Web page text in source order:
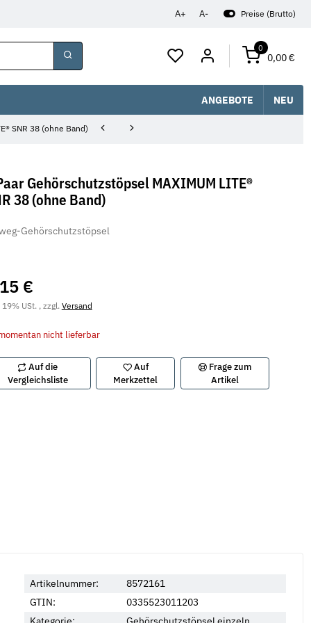
A+ A- Preise (Brutto)
0
0,00 €
ANGEBOTE NEU
SNR 38 (ohne Band)
Gehörschutzstöpsel MAXIMUM LITE®
38 (ohne Band)
Gehörschutzstöpsel
€
19% USt. , zzgl.Versand
nicht lieferbar
Auf die
Vergleichsliste
Auf
Merkzettel
Frage zum
Artikel
Artikelnummer:
8572161
GTIN:
0335523011203